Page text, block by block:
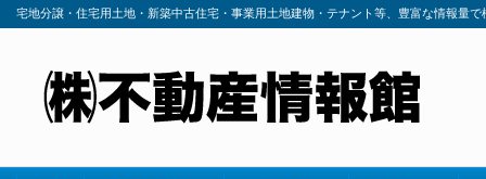
宅地分譲・住宅用土地・新築中古住宅・事業用土地建物・テナント等、豊富な情報量